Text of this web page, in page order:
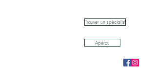
Trouver un spécialist
Aperçu